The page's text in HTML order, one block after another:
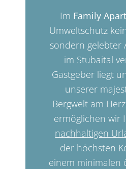
Im Family
Umweltschutz
sondern gelebter
im Stubaital
Gastgeber liegt
unserer
Bergwelt am
ermöglichen wir
nachhaltigen
der höchsten
einem minimalen